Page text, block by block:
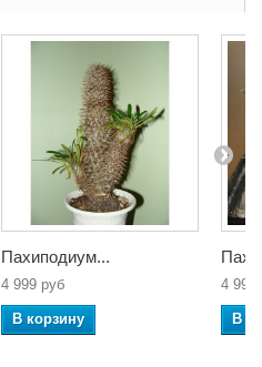
Пахиподиум...
4 999 руб
В корзину
4 999
В